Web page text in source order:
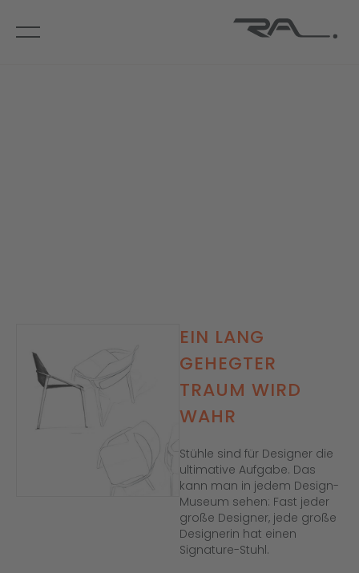
EIN LANG
GEHEGTER
TRAUM WIRD
WAHR
Stühle sind für Designer die
ultimative Aufgabe. Das
kann man in jedem Design-
Museum sehen: Fast jeder
große Designer, jede große
Designerin hat einen
Signature-Stuhl.